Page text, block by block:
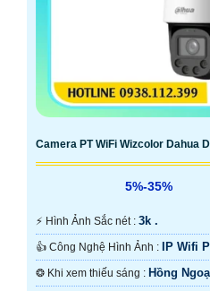
Camera PT WiFi Wizcolor Dahua
5%-35%
️⚡ Hình Ảnh Sắc nét : 3k .
👍 Công Nghệ Hình Ảnh : IP Wifi
❂ Khi xem thiếu sáng : Hồng